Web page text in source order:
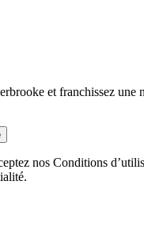
et franchissez une
nos Conditions